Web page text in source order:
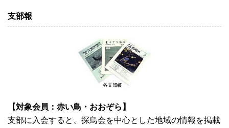
支部報
【対象会員：赤い鳥・おおぞら】
支部に入会すると、探鳥会を中心とした地域の情報を掲載